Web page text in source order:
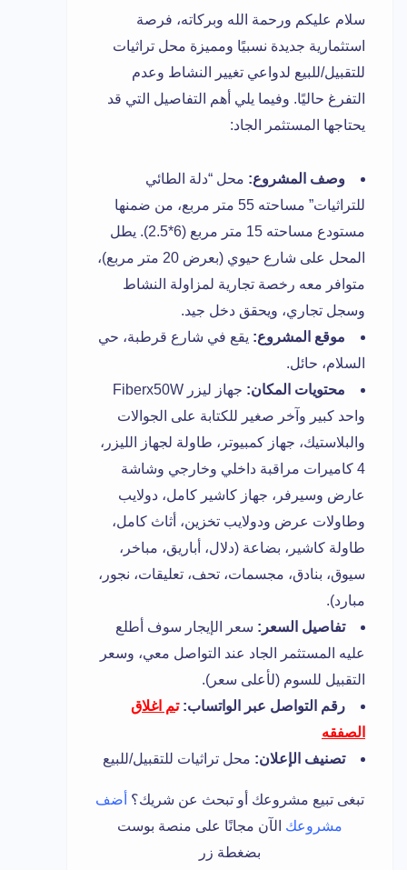
سلام عليكم ورحمة الله وبركاته، فرصة
استثمارية جديدة نسبيًا ومميزة محل تراثيات
للتقبيل/للبيع لدواعي تغيير النشاط وعدم
التفرغ حاليًا. وفيما يلي أهم التفاصيل التي قد
يحتاجها المستثمر الجاد:
وصف المشروع: محل “دلة الطائي
للتراثيات” مساحته 55 متر مربع، من ضمنها
مستودع مساحته 15 متر مربع (6*2.5). يطل
المحل على شارع حيوي (بعرض 20 متر مربع)،
متوافر معه رخصة تجارية لمزاولة النشاط
وسجل تجاري، ويحقق دخل جيد.
موقع المشروع: يقع في شارع قرطبة، حي
السلام، حائل.
محتويات المكان:
جهاز ليزر Fiberx50W
واحد كبير وآخر صغير للكتابة على الجوالات
والبلاستيك، جهاز كمبيوتر، طاولة لجهاز الليزر،
4 كاميرات مراقبة داخلي وخارجي وشاشة
عارض وسيرفر، جهاز كاشير كامل، دولايب
وطاولات عرض ودولايب تخزين، أثاث كامل،
طاولة كاشير، بضاعة (دلال، أباريق، مباخر،
سيوق، بنادق، مجسمات، تحف، تعليقات، نجور،
مبارد).
تفاصيل السعر: سعر الإيجار سوف أطلع
عليه المستثمر الجاد عند التواصل معي، وسعر
التقبيل للسوم (لأعلى سعر).
رقم التواصل عبر الواتساب: تم اغلاق
الصفقه
تصنيف الإعلان: محل تراثيات للتقبيل/للبيع
تبغى تبيع مشروعك أو تبحث عن شريك؟ أضف
مشروعك الآن مجانًا على منصة بوست
بضغطة زر